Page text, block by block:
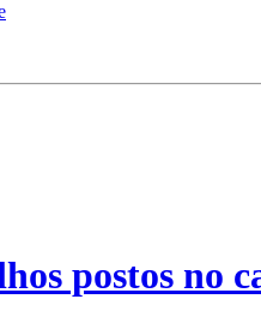
postos no